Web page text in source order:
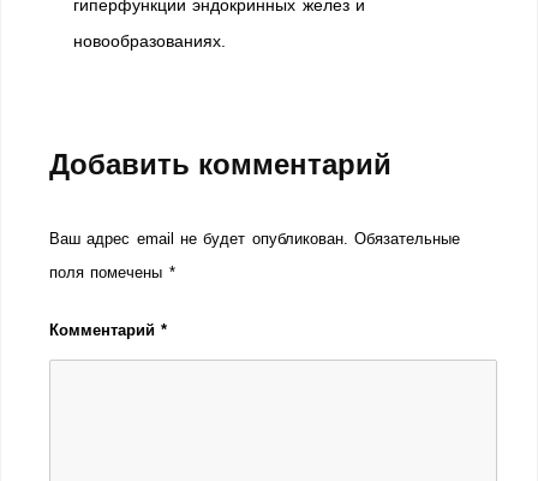
гиперфункции эндокринных желез и
новообразованиях.
Добавить комментарий
Ваш адрес email не будет опубликован. Обязательные
поля помечены *
Комментарий*